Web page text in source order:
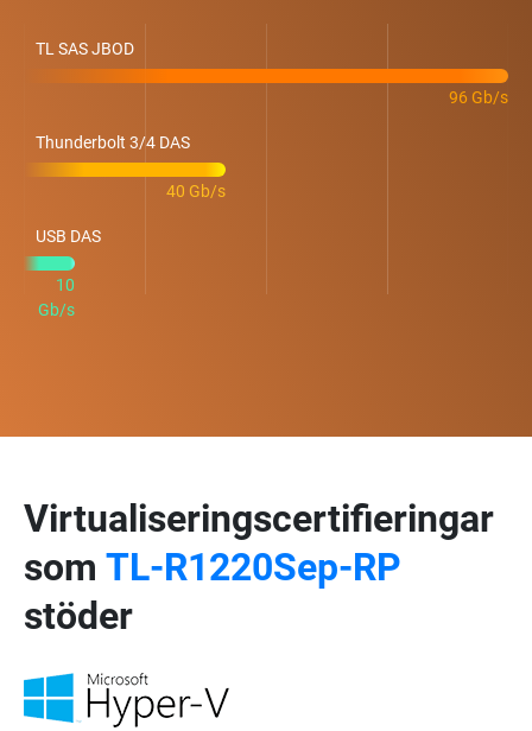
TL SAS JBOD
96 Gb/s
Thunderbolt 3/4 DAS
40 Gb/s
USB DAS
10
Gb/s
Virtualiseringscertifieringar
som TL-R1220Sep-RP
stöder